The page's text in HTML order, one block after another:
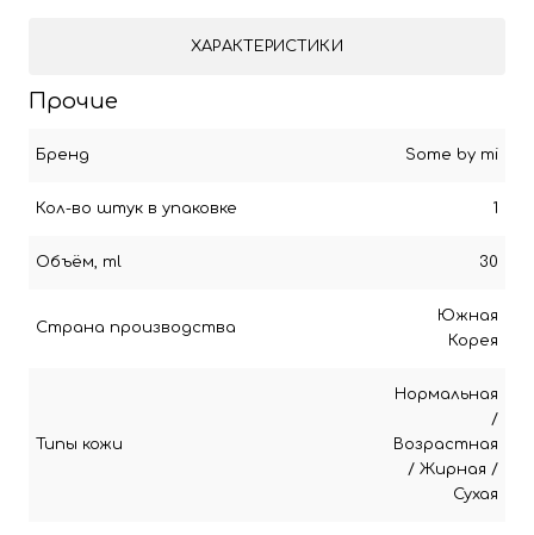
ХАРАКТЕРИСТИКИ
Прочие
Бренд Some by mi
Кол-во штук в упаковке 1
Объём, ml 30
Страна производства
Южная
Корея
Типы кожи
Нормальная
/
Возрастная
/ Жирная /
Сухая